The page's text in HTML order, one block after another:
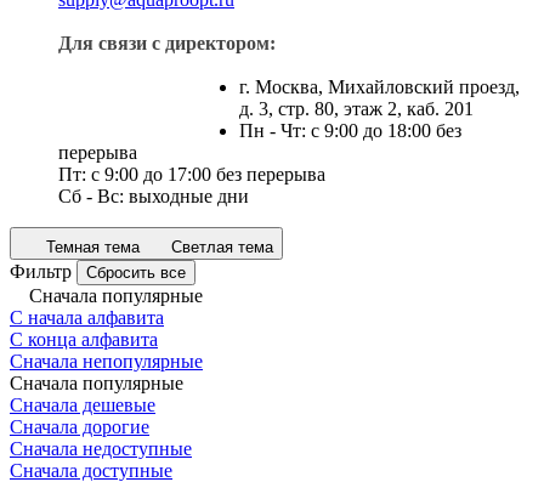
Для связи с директором:
г. Москва, Михайловский проезд,
д. 3, стр. 80, этаж 2, каб. 201
Пн - Чт: с 9:00 до 18:00 без
перерыва
Пт: с 9:00 до 17:00 без перерыва
Сб - Вс: выходные дни
Темная тема Светлая тема
Фильтр Сбросить все
Сначала популярные
С начала алфавита
С конца алфавита
Сначала непопулярные
Сначала популярные
Сначала дешевые
Сначала дорогие
Сначала недоступные
Сначала доступные